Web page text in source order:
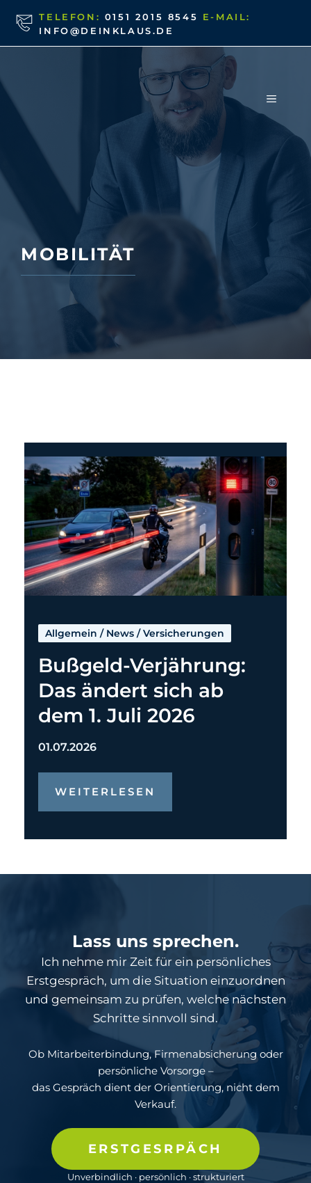
Inhalt
springen
TELEFON: 0151 2015 8545
E-MAIL:
INFO@DEINKLAUS.DE
MENÜ
MOBILITÄT
Allgemein / News /Versicherungen
Bußgeld-Verjährung:
Das ändert sich ab
dem 1. Juli 2026
01.07.2026
WEITERLESEN
Lass uns sprechen.
Ich nehme mir Zeit für ein persönliches
Erstgespräch, um die Situation einzuordnen
und gemeinsam zu prüfen, welche nächsten
Schritte sinnvoll sind.
Ob Mitarbeiterbindung, Firmenabsicherung oder
persönliche Vorsorge –
das Gespräch dient der Orientierung, nicht dem
Verkauf.
ERSTGESRPÄCH
Unverbindlich · persönlich · strukturiert